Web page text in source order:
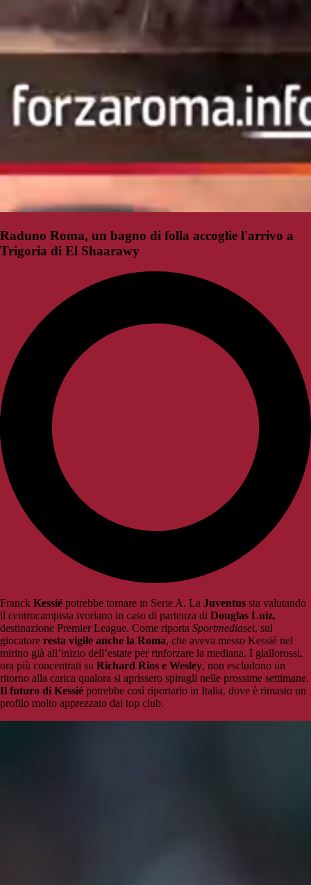
Raduno Roma, un bagno di folla accoglie l'arrivo a
Trigoria di El Shaarawy
Franck Kessié potrebbe tornare in Serie A. La Juventus sta valutando
il centrocampista ivoriano in caso di partenza di Douglas Luiz,
destinazione Premier League. Come riporta Sportmediaset, sul
giocatore resta vigile anche la Roma, che aveva messo Kessié nel
mirino già all’inizio dell’estate per rinforzare la mediana. I giallorossi,
ora più concentrati su Richard Rios e Wesley, non escludono un
ritorno alla carica qualora si aprissero spiragli nelle prossime settimane.
Il futuro di Kessié potrebbe così riportarlo in Italia, dove è rimasto un
profilo molto apprezzato dai top club.